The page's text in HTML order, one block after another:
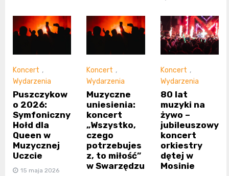
Koncert ,
Wydarzenia
Puszczykow
o 2026:
Symfoniczny
Hołd dla
Queen w
Muzycznej
Uczcie
15 maja 2026
Koncert ,
Wydarzenia
Muzyczne
uniesienia:
koncert
„Wszystko,
czego
potrzebujes
z, to miłość”
w Swarzędzu
Koncert ,
Wydarzenia
80 lat
muzyki na
żywo –
jubileuszowy
koncert
orkiestry
dętej w
Mosinie